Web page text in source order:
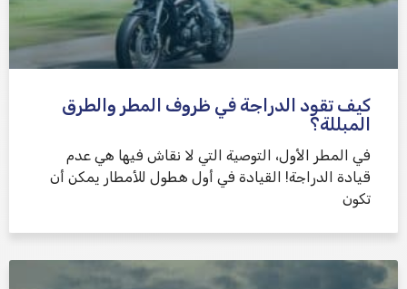
كيف تقود الدراجة في ظروف المطر والطرق
المبللة؟
في المطر الأول، التوصية التي لا نقاش فيها هي عدم
قيادة الدراجة! القيادة في أول هطول للأمطار يمكن أن
تكون